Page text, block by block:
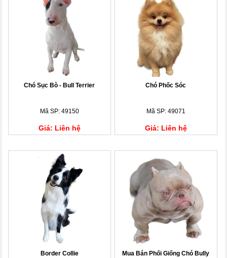
Chó Sục Bò - Bull Terrier
Mã SP: 49150
Giá: Liên hệ
Chó Phốc Sóc
Mã SP: 49071
Giá: Liên hệ
Border Collie Mua Bán Phối Giống Chó Bully